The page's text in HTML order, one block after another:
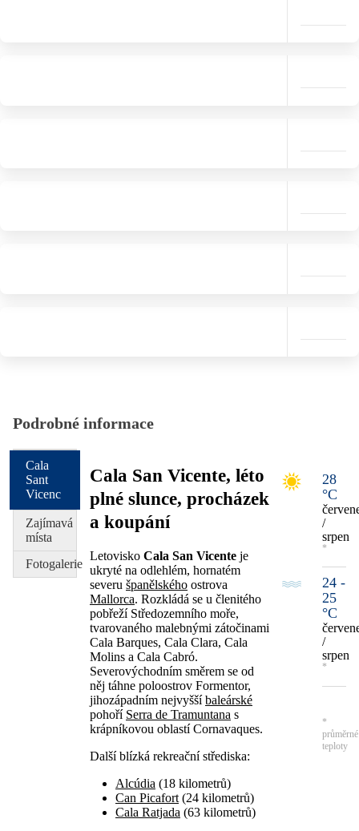
Podrobné informace
28
°C
/
srpen
*
24 -
25
°C
/
srpen
*
*
průměrné
teploty
Cala San Vicente, léto
plné slunce, procházek
a koupání
Letovisko Cala San Vicente je
ukryté na odlehlém, hornatém
severu španělského ostrova
Mallorca. Rozkládá se u členitého
pobřeží Středozemního moře,
tvarovaného malebnými zátočinami
Cala Barques, Cala Clara, Cala
Molins a Cala Cabró.
Severovýchodním směrem se od
něj táhne poloostrov Formentor,
jihozápadním nejvyššíbaleárské
pohoří Serra de Tramuntana s
krápníkovou oblastí Cornavaques.
Další blízká rekreační střediska:
Alcúdia (18 kilometrů)
Can Picafort (24 kilometrů)
Cala Ratjada (63 kilometrů)
Cala
Sant
Vicenc
Zajímavá
místa
Fotogalerie